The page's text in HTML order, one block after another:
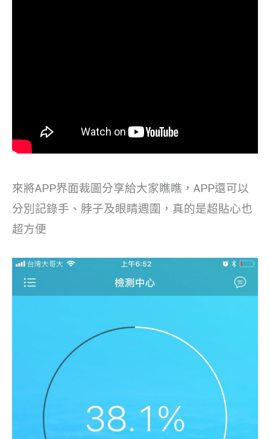
來將APP界面裁圖分享給大家瞧瞧，APP還可以
分別記錄手、脖子及眼睛週圍，真的是超貼心也
超方便